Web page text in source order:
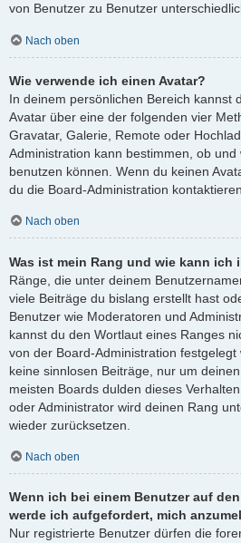
von Benutzer zu Benutzer
Nach oben
Wie verwende ich einen Avatar?
In deinem persönlichen Bereich kannst
Avatar über eine der folgenden vier
Gravatar, Galerie, Remote oder
Administration kann bestimmen, ob
benutzen können. Wenn du keinen
du die Board-Administration kontaktieren.
Nach oben
Was ist mein Rang und wie kann ich
Ränge, die unter deinem
viele Beiträge du bislang erstellt hast
Benutzer wie Moderatoren und
kannst du den Wortlaut eines Ranges
von der Board-Administration
keine sinnlosen Beiträge, nur um
meisten Boards dulden dieses
oder Administrator wird deinen Rang
wieder zurücksetzen.
Nach oben
Wenn ich bei einem Benutzer auf
werde ich aufgefordert, mich
Nur registrierte Benutzer dürfen die